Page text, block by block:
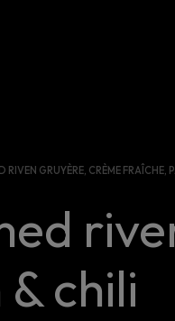
RIVEN GRUYÈRE, CRÈME FRAÎCHE,
chili